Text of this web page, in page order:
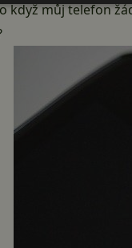
když můj telefon